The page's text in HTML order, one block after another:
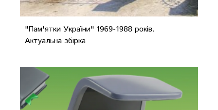
"Пам'ятки України" 1969-1988 років.
Актуальна збірка